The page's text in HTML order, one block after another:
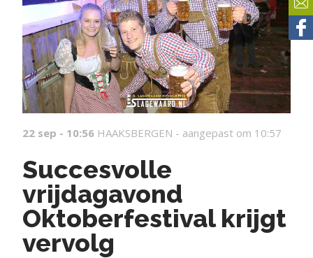
22 sep - 10:56 HAAKSBERGEN - aangepast om 10:57
Succesvolle
vrijdagavond
Oktoberfestival krijgt
vervolg